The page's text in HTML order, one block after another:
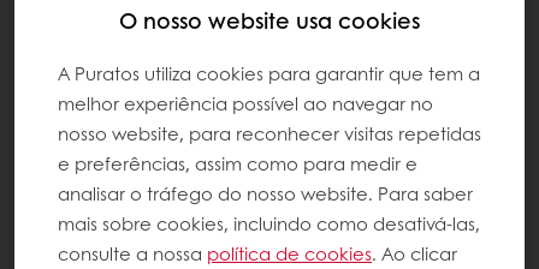
O nosso website usa cookies
A Puratos utiliza cookies para garantir que tem a
melhor experiência possível ao navegar no
nosso website, para reconhecer visitas repetidas
e preferências, assim como para medir e
analisar o tráfego do nosso website. Para saber
mais sobre cookies, incluindo como desativá-las,
consulte a nossa política de cookies. Ao clicar